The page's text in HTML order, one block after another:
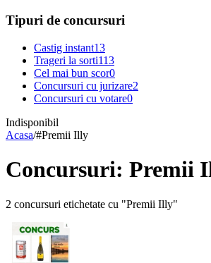
Tipuri de concursuri
Castig instant13
Trageri la sorti113
Cel mai bun scor0
Concursuri cu jurizare2
Concursuri cu votare0
Indisponibil
Acasa/#Premii Illy
Concursuri: Premii
2 concursuri etichetate cu "Premii Illy"